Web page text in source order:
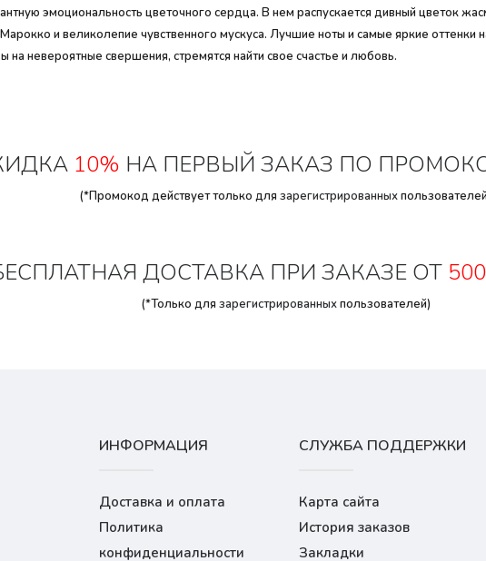
эмоциональность цветочного сердца. В нем распускается дивный цветок
и великолепие чувственного мускуса. Лучшие ноты и самые яркие
невероятные свершения, стремятся найти свое счастье и любовь.
10% НА ПЕРВЫЙ ЗАКАЗ ПО
(*Промокод действует только для зарегистрированных
ДОСТАВКА ПРИ ЗАКАЗЕ ОТ
(*Только для зарегистрированныхпользователей)
ИНФОРМАЦИЯ
Доставка и оплата
Политика
конфиденциальности
СЛУЖБА ПОДДЕРЖКИ
Карта сайта
История заказов
Закладки